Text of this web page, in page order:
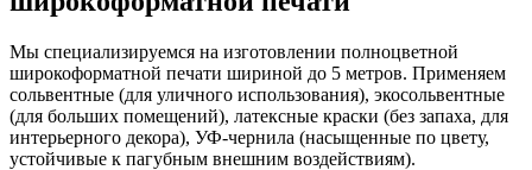
Мы специализируемся на изготовлении полноцветной
широкоформатной печати шириной до 5 метров. Применяем
сольвентные (для уличного использования), экосольвентные
(для больших помещений), латексные краски (без запаха, для
интерьерного декора), УФ-чернила (насыщенные по цвету,
устойчивые к пагубным внешним воздействиям).